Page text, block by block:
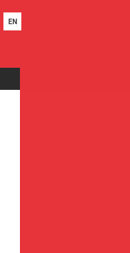
EN